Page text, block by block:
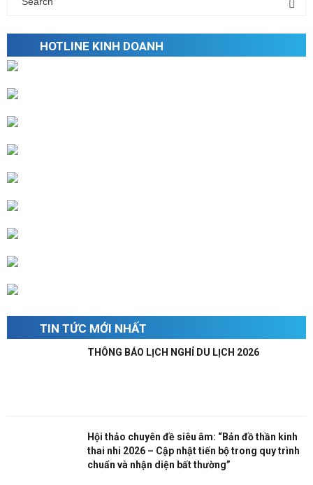
HOTLINE KINH DOANH
TIN TỨC MỚI NHẤT
THÔNG BÁO LỊCH NGHỈ DU LỊCH 2026
Hội thảo chuyên đề siêu âm: “Bản đồ thần kinh
thai nhi 2026 – Cập nhật tiến bộ trong quy trình
chuẩn và nhận diện bất thường”